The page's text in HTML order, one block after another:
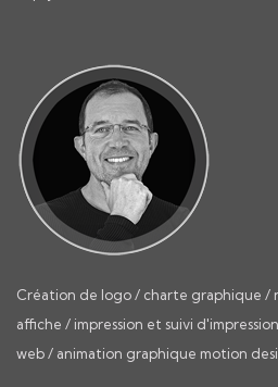
Création de logo / charte graphique /
affiche / impression et suivi
web / animation graphique motion